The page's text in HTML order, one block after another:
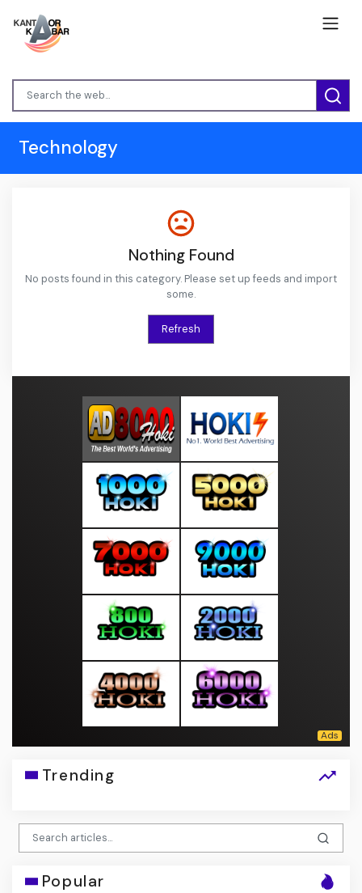
Technology
Nothing Found
No posts found in this category. Please set up feeds and import
some.
Refresh
Trending
Popular